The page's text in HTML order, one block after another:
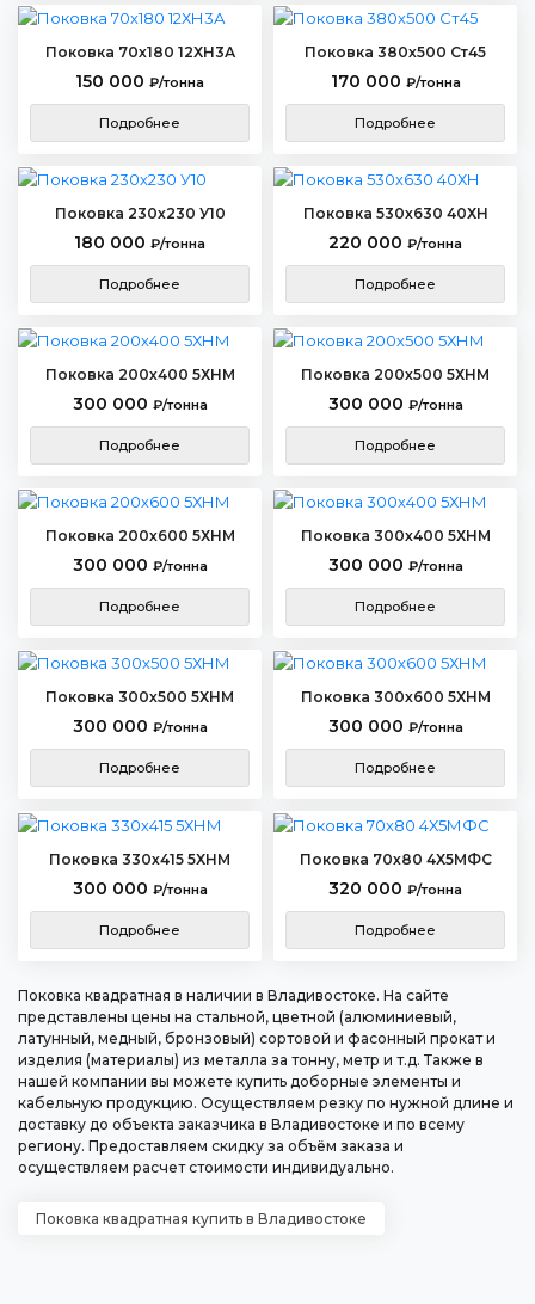
Поковка 70х180 12ХН3А
150 000 ₽/тонна
Подробнее
Поковка 380х500 Ст45
170 000 ₽/тонна
Подробнее
Поковка 230х230 У10
180 000 ₽/тонна
Подробнее
Поковка 530х630 40ХН
220 000 ₽/тонна
Подробнее
Поковка 200х400 5ХНМ
300 000 ₽/тонна
Подробнее
Поковка 200х500 5ХНМ
300 000 ₽/тонна
Подробнее
Поковка 200х600 5ХНМ
300 000 ₽/тонна
Подробнее
Поковка 300х400 5ХНМ
300 000 ₽/тонна
Подробнее
Поковка 300х500 5ХНМ
300 000 ₽/тонна
Подробнее
Поковка 300х600 5ХНМ
300 000 ₽/тонна
Подробнее
Поковка 330х415 5ХНМ
300 000 ₽/тонна
Подробнее
Поковка 70х80 4Х5МФС
320 000 ₽/тонна
Подробнее
Поковка квадратная в наличии в Владивостоке. На сайте
представлены цены на стальной, цветной (алюминиевый,
латунный, медный, бронзовый) сортовой и фасонный прокат и
изделия (материалы) из металла за тонну, метр и т.д. Также в
нашей компании вы можете купить доборные элементы и
кабельную продукцию. Осуществляем резку по нужной длине и
доставку до объекта заказчика в Владивостоке и по всему
региону. Предоставляем скидку за объём заказа и
осуществляем расчет стоимости индивидуально.
Поковка квадратная купить в Владивостоке